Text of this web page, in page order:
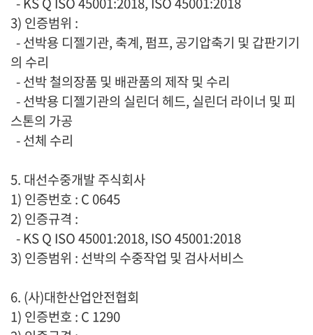
3) 인증범위 :
- 선박용 디젤기관, 축계, 펌프, 공기압축기 및 갑판기기
의 수리
- 선박 철의장품 및 배관품의 제작 및 수리
- 선박용 디젤기관의 실린더 헤드, 실린더 라이너 및 피
스톤의 가공
- 선체 수리
5. 대선수중개발 주식회사
1) 인증번호 : C 0645
2) 인증규격 :
- KS Q ISO 45001:2018, ISO 45001:2018
3) 인증범위 : 선박의 수중작업 및 검사서비스
6. (사)대한산업안전협회
1) 인증번호 : C 1290